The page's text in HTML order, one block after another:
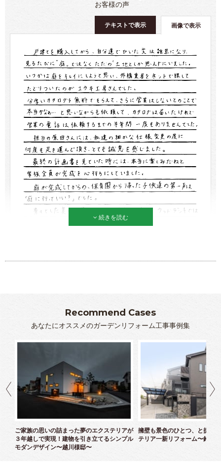
お客様の声
画像で表示
テキストで表示
続きを読む
Recommend Cases
あなたにオススメのガーデンリフォーム工事事例集
ご家族の思いの詰まった夢のエクステリアが
３年越しで実現！建物を引き立てるシンプル
モダンデザイン〜越川様邸〜
擁壁も景色のひとつ、と捉え
テリア一新リフォーム〜鈴木